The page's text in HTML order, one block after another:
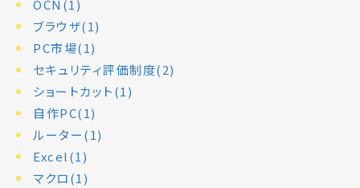
OCN(1)
ブラウザ(1)
PC市場(1)
セキュリティ評価制度(2)
ショートカット(1)
自作PC(1)
ルーター(1)
Excel(1)
マクロ(1)